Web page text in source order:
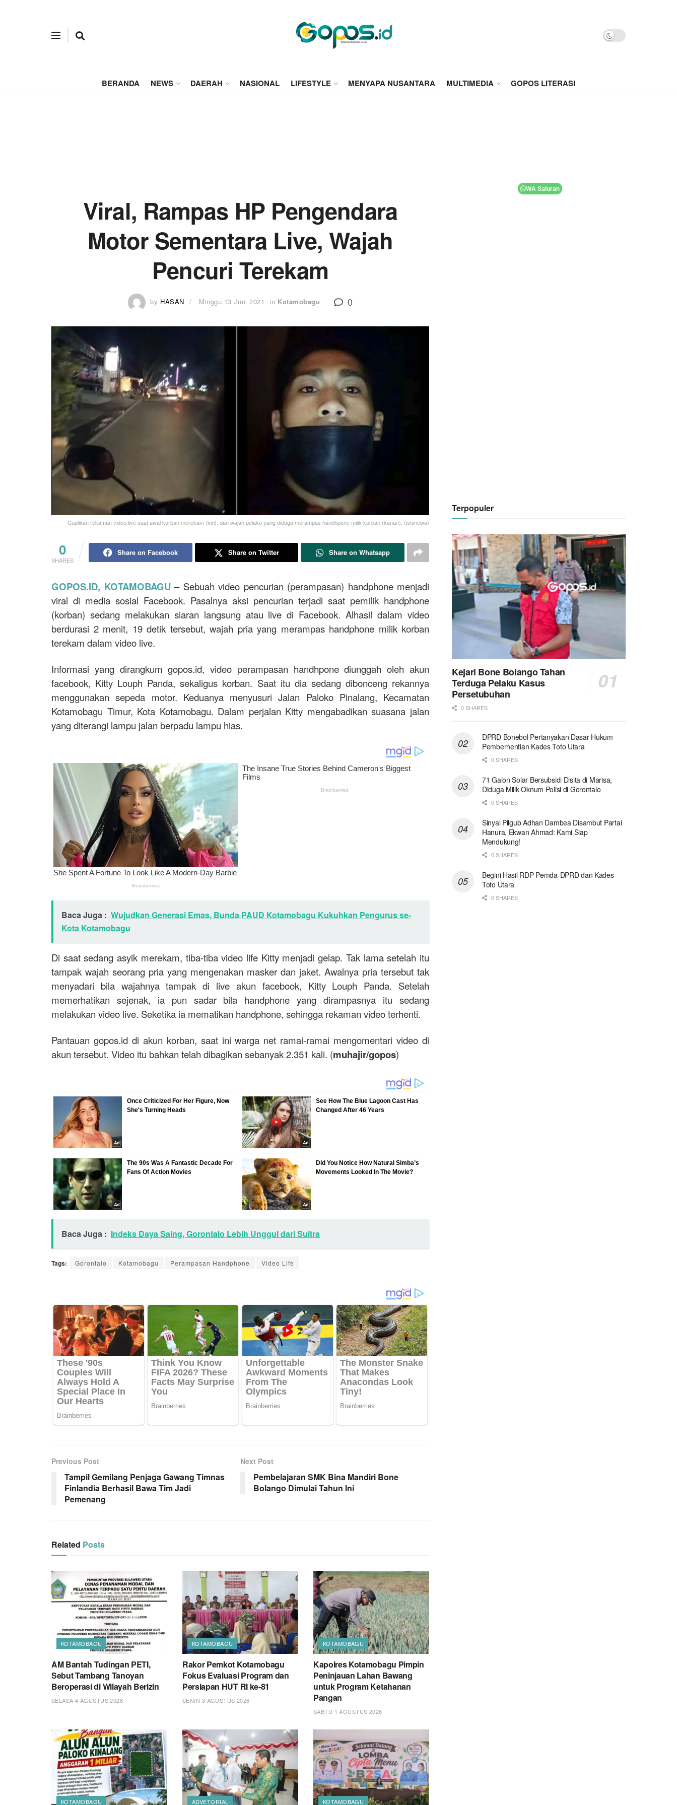
BERANDA NEWS DAERAH NASIONAL LIFESTYLE MENYAPA NUSANTARA MULTIMEDIA GOPOS LITERASI
Viral, Rampas HP Pengendara
Motor Sementara Live, Wajah
Pencuri Terekam
by HASAN Minggu 13 Juni 2021 in Kotamobagu 0
Cuplikan rekaman video live saat awal korban merekam (kiri), dan wajah pelaku yang diduga merampas handhpone milik korban (kanan). (istimewa)
0
SHARES
Share on Facebook Share on Twitter Share on Whatsapp
GOPOS.ID, KOTAMOBAGU– Sebuah video pencurian (perampasan) handphone menjadi
viral di media sosial Facebook. Pasalnya aksi pencurian terjadi saat pemilik handphone
(korban) sedang melakukan siaran langsung atau live di Facebook. Alhasil dalam video
berdurasi 2 menit, 19 detik tersebut, wajah pria yang merampas handphone milik korban
terekam dalam video live.
Informasi yang dirangkum gopos.id, video perampasan handhpone diunggah oleh akun
facebook, Kitty Louph Panda, sekaligus korban. Saat itu dia sedang dibonceng rekannya
menggunakan sepeda motor. Keduanya menyusuri Jalan Paloko Pinalang, Kecamatan
Kotamobagu Timur, Kota Kotamobagu. Dalam perjalan Kitty mengabadikan suasana jalan
yang diterangi lampu jalan berpadu lampu hias.
Baca Juga : Wujudkan Generasi Emas, Bunda PAUD Kotamobagu Kukuhkan Pengurus se-
Kota Kotamobagu
Di saat sedang asyik merekam, tiba-tiba video life Kitty menjadi gelap. Tak lama setelah itu
tampak wajah seorang pria yang mengenakan masker dan jaket. Awalnya pria tersebut tak
menyadari bila wajahnya tampak di live akun facebook, Kitty Louph Panda. Setelah
memerhatikan sejenak, ia pun sadar bila handphone yang dirampasnya itu sedang
melakukan video live. Seketika ia mematikan handphone, sehingga rekaman video terhenti.
Pantauan gopos.id di akun korban, saat ini warga net ramai-ramai mengomentari video di
akun tersebut. Video itu bahkan telah dibagikan sebanyak 2.351 kali. (muhajir/gopos)
Baca Juga : Indeks Daya Saing, Gorontalo Lebih Unggul dari Sultra
Tags: Gorontalo Kotamobagu Perampasan Handphone Video Life
Previous Post
Tampil Gemilang Penjaga Gawang Timnas
Finlandia Berhasil Bawa Tim Jadi
Pemenang
Next Post
Pembelajaran SMK Bina Mandiri Bone
Bolango Dimulai Tahun Ini
Related Posts
KOTAMOBAGU
AM Bantah Tudingan PETI,
Sebut Tambang Tanoyan
Beroperasi di Wilayah Berizin
SELASA 4 AGUSTUS 2026
KOTAMOBAGU
Rakor Pemkot Kotamobagu
Fokus Evaluasi Program dan
Persiapan HUT RI ke-81
SENIN 3 AGUSTUS 2026
KOTAMOBAGU
Kapolres Kotamobagu Pimpin
Peninjauan Lahan Bawang
untuk Program Ketahanan
Pangan
SABTU 1 AGUSTUS 2026
KOTAMOBAGU ADVETORIAL KOTAMOBAGU
Terpopuler
Kejari Bone Bolango Tahan
Terduga Pelaku Kasus
Persetubuhan
0 SHARES
DPRD Bonebol Pertanyakan Dasar Hukum
Pemberhentian Kades Toto Utara
0 SHARES
71 Galon Solar Bersubsidi Disita di Marisa,
Diduga Milik Oknum Polisi di Gorontalo
0 SHARES
Sinyal Pilgub Adhan Dambea Disambut Partai
Hanura, Ekwan Ahmad: Kami Siap
Mendukung!
0 SHARES
Begini Hasil RDP Pemda-DPRD dan Kades
Toto Utara
0 SHARES
WA Saluran